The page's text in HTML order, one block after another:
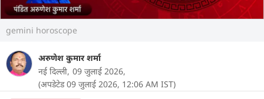
gemini horoscope
अरुणेश कुमार शर्मा
नई दिल्ली, 09 जुलाई 2026,
(अपडेटेड 09 जुलाई 2026, 12:06 AM IST)